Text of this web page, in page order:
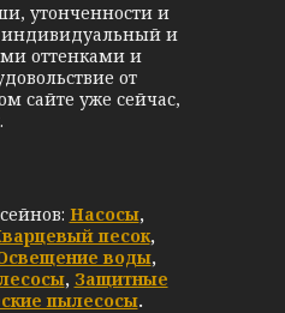
утонченности и
индивидуальный и
оттенками и
от
сайте уже сейчас,
Насосы,
песок,
воды,
, Защитные
пылесосы.